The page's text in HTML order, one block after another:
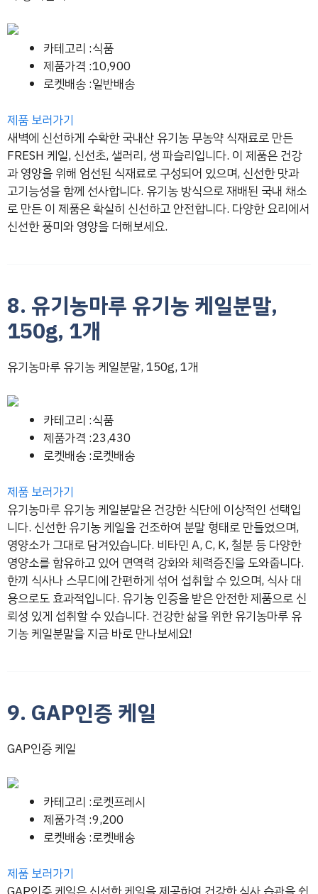
카테고리 :식품
제품가격 :10,900
로켓배송 :일반배송
제품 보러가기
새벽에 신선하게 수확한 국내산 유기농 무농약 식재료로 만든
FRESH 케일, 신선초, 샐러리, 생 파슬리입니다. 이 제품은 건강
과 영양을 위해 엄선된 식재료로 구성되어 있으며, 신선한 맛과
고기능성을 함께 선사합니다. 유기농 방식으로 재배된 국내 채소
로 만든 이 제품은 확실히 신선하고 안전합니다. 다양한 요리에서
신선한 풍미와 영양을 더해보세요.
8. 유기농마루 유기농 케일분말,
150g, 1개
유기농마루 유기농 케일분말, 150g, 1개
카테고리 :식품
제품가격 :23,430
로켓배송 :로켓배송
제품 보러가기
유기농마루 유기농 케일분말은 건강한 식단에 이상적인 선택입
니다. 신선한 유기농 케일을 건조하여 분말 형태로 만들었으며,
영양소가 그대로 담겨있습니다. 비타민 A, C, K, 철분 등 다양한
영양소를 함유하고 있어 면역력 강화와 체력증진을 도와줍니다.
한끼 식사나 스무디에 간편하게 섞어 섭취할 수 있으며, 식사 대
용으로도 효과적입니다. 유기농 인증을 받은 안전한 제품으로 신
뢰성 있게 섭취할 수 있습니다. 건강한 삶을 위한 유기농마루 유
기농 케일분말을 지금 바로 만나보세요!
9. GAP인증 케일
GAP인증 케일
카테고리 :로켓프레시
제품가격 :9,200
로켓배송 :로켓배송
제품 보러가기